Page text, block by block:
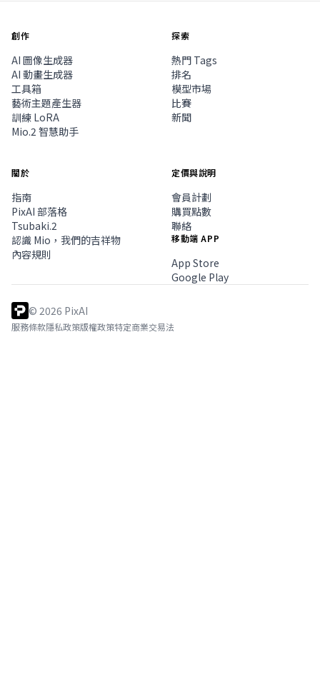
創作
AI 圖像生成器
AI 動畫生成器
工具箱
藝術主題產生器
訓練 LoRA
Mio.2 智慧助手
探索
熱門 Tags
排名
模型市場
比賽
新聞
關於
指南
PixAI 部落格
Tsubaki.2
認識 Mio，我們的吉祥物
內容規則
定價與說明
會員計劃
購買點數
聯絡
移動端 APP
App Store
Google Play
© 2026 PixAI
服務條款隱私政策版權政策特定商業交易法